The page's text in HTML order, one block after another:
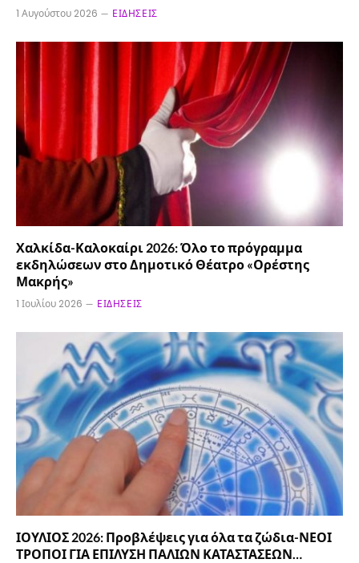
1 Αυγούστου 2026 ΕΙΔΉΣΕΙΣ
Χαλκίδα-Καλοκαίρι 2026: Όλο το πρόγραμμα
εκδηλώσεων στο Δημοτικό Θέατρο «Ορέστης
Μακρής»
1 Ιουλίου 2026 ΕΙΔΉΣΕΙΣ
ΙΟΥΛΙΟΣ 2026: Προβλέψεις για όλα τα ζώδια-ΝΕΟΙ
ΤΡΟΠΟΙ ΓΙΑ ΕΠΙΛΥΣΗ ΠΑΛΙΩΝ ΚΑΤΑΣΤΑΣΕΩΝ…